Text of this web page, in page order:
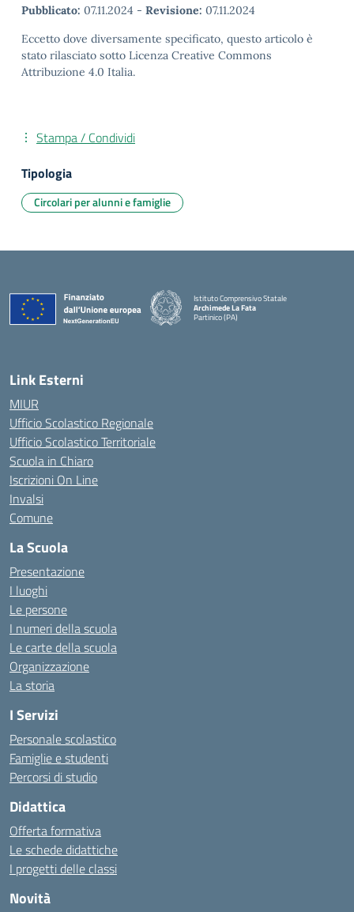
Pubblicato: 07.11.2024 - Revisione: 07.11.2024
Eccetto dove diversamente specificato, questo articolo è
stato rilasciato sotto Licenza Creative Commons
Attribuzione 4.0 Italia.
Stampa / Condividi
Tipologia
Circolari per alunni e famiglie
Istituto Comprensivo Statale
Archimede La Fata
Partinico (PA)
Link Esterni
MIUR
Ufficio Scolastico Regionale
Ufficio Scolastico Territoriale
Scuola in Chiaro
Iscrizioni On Line
Invalsi
Comune
La Scuola
Presentazione
I luoghi
Le persone
I numeri della scuola
Le carte della scuola
Organizzazione
La storia
I Servizi
Personale scolastico
Famiglie e studenti
Percorsi di studio
Didattica
Offerta formativa
Le schede didattiche
I progetti delle classi
Novità